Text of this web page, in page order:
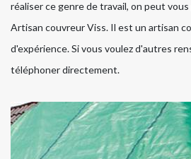
réaliser ce genre de travail, on peut
Artisan couvreur Viss. Il est un artisan
d'expérience. Si vous voulez d'autres
téléphoner directement.